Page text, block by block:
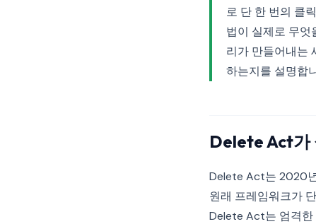
로 단 한 번의 클
법이 실제로 무엇
리가 만들어내는
하는지를 설명합
Delete Act가
Delete Act는 2020
원래 프레임워크가
Delete Act는 엄격한